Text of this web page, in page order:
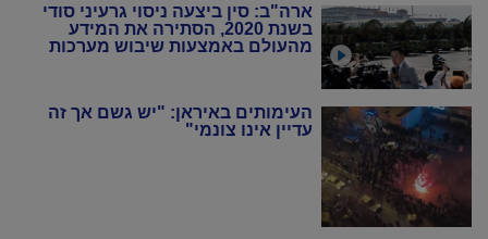
ארה"ב: סין ביצעה ניסוי גרעיני סודי
בשנת 2020, הסתירה את המידע
מהעולם באמצעות שיבוש מערכות
העימותים באיראן: "יש גשם אך זה
עדיין אינו צונמי"